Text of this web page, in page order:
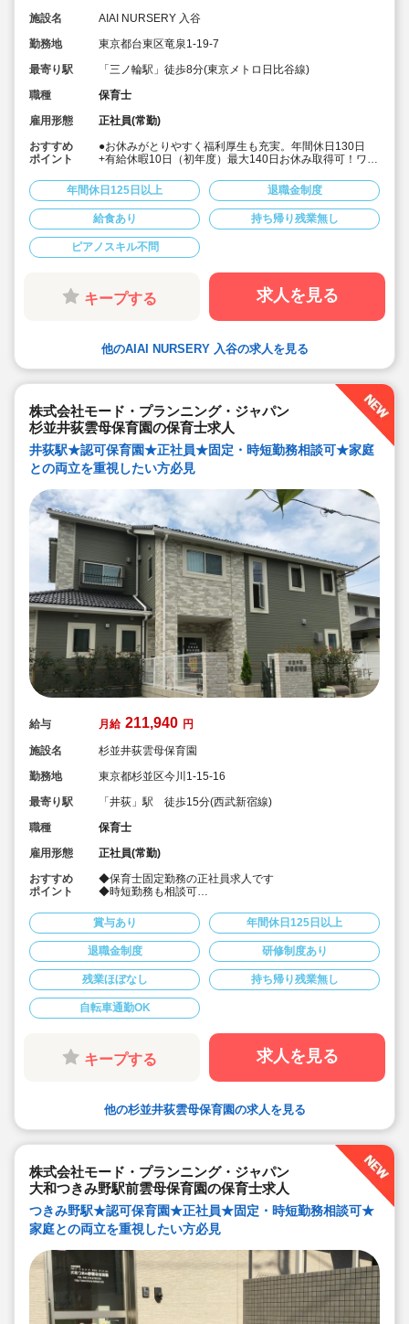
施設名
AIAI NURSERY 入谷
勤務地
東京都台東区竜泉1-19-7
最寄り駅
「三ノ輪駅」徒歩8分(東京メトロ日比谷線)
職種
保育士
雇用形態
正社員(常勤)
おすすめ
ポイント
●お休みがとりやすく福利厚生も充実。年間休日130日
+有給休暇10日（初年度）最大140日お休み取得可！ワー
●給食費補助、借り上げ社宅制度あり、退職金制度など福
利厚生も充実しています
●少人数制保育で子ども一人ひとりに寄り添う保育ができ
ます。
●チーム保育で複数担任制を取っております。
●保育に専念できる環境づくり
連絡帳や日誌のアプリ化を始め、園だより等も手書き作
業がありません。ICTツールで書類作成の負担を軽減して
●子ども主体の温かみのある保育環境を大切にしていま
す。大型遊具や床暖房完備の快適な保育室など、充実し
別療育も行っています。療育へのキャリアチェンジも可
ブランクがあっても安心です。勤続年数に合わせた研修
制度を用意しています。
●宿舎借り上げ制度利用可能です！※敷金・礼金等会社が
負担してくださいます
年間休日125日以上 退職金制度
給食あり 持ち帰り残業無し
ピアノスキル不問
キープする 求人を見る
他のAIAI NURSERY 入谷の求人を見る
株式会社モード・プランニング・ジャパン
杉並井荻雲母保育園の保育士求人
井荻駅★認可保育園★正社員★固定・時短勤務相談可★家庭
との両立を重視したい方必見
給与 月給 211,940 円
施設名
杉並井荻雲母保育園
勤務地
東京都杉並区今川1-15-16
最寄り駅
「井荻」駅 徒歩15分(西武新宿線)
職種
保育士
雇用形態
正社員(常勤)
おすすめ
ポイント
◆保育士固定勤務の正社員求人です
◆時短勤務も相談可
連休）も取得可能です♪
◆雲母保育園は60名以下のコンパクトなサイズの園にな
ります
◆家庭や趣味などと両立可能な働き方
◆行事のための保育ではなく子どもたちのための保育に
取り組めます
◆日々の保育を大切に楽しくお仕事出来ます（行事準
備・書き物類軽減されています）
◆ピアノが弾けなくてOKです。（得意分野を活かして頂
◆保育以外の業務量が不安な方も安心です。（ICTシステ
ム導入で業務効率化が図れています）
◆保育経験がない、ブランクがある方も安心です。（先
輩社員が徹底サポートします）
設などの割引）
◆退職金制度あり
◆職員同士の協力を大切にしています！保育経験がな
い、ブランクが有る方もOK（先輩スタッフがサポートし
ます！）
賞与あり 年間休日125日以上
退職金制度 研修制度あり
残業ほぼなし 持ち帰り残業無し
自転車通勤OK
キープする 求人を見る
他の杉並井荻雲母保育園の求人を見る
株式会社モード・プランニング・ジャパン
大和つきみ野駅前雲母保育園の保育士求人
つきみ野駅★認可保育園★正社員★固定・時短勤務相談可★
家庭との両立を重視したい方必見